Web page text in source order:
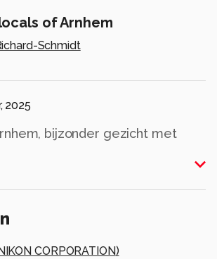
of Arnhem
Schmidt
2025
bijzonder gezicht met
NIKON CORPORATION)